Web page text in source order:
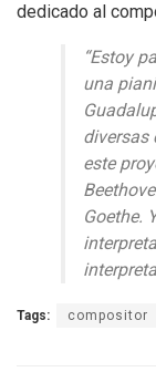
dedicado al
“Estoy
una
diversas
este
Goethe.
Tags: compositor